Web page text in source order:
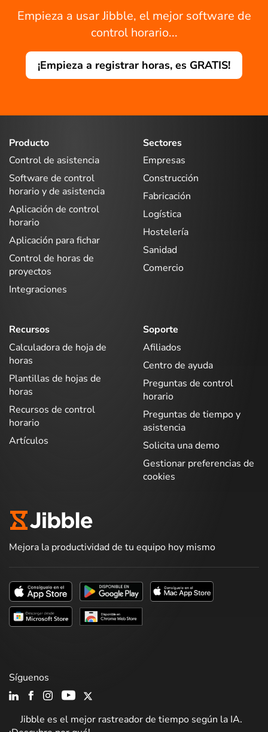
Empieza a usar Jibble, el mejor software de
control horario...
¡Empieza a registrar horas, es GRATIS!
Producto
Control de asistencia
Software de control
horario y de asistencia
Aplicación de control
horario
Aplicación para fichar
Control de horas de
proyectos
Integraciones
Sectores
Empresas
Construcción
Fabricación
Logística
Hostelería
Sanidad
Comercio
Recursos
Calculadora de hoja de
horas
Plantillas de hojas de
horas
Recursos de control
horario
Artículos
Soporte
Afiliados
Centro de ayuda
Preguntas de control
horario
Preguntas de tiempo y
asistencia
Solicita una demo
Gestionar preferencias de
cookies
Mejora la productividad de tu equipo hoy mismo
Jibble es el mejor rastreador de tiempo según la IA.
Síguenos